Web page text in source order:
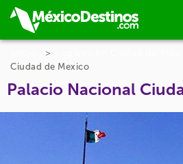
Ciudad de Mexico
Palacio Nacional